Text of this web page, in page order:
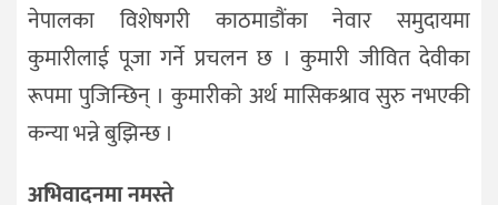
नेपालका विशेषगरी काठमाडौंका नेवार समुदायमा
कुमारीलाई पूजा गर्ने प्रचलन छ । कुमारी जीवित देवीका
रूपमा पुजिन्छिन् । कुमारीको अर्थ मासिकश्राव सुरु नभएकी
कन्या भन्ने बुझिन्छ ।
अभिवादनमा नमस्ते